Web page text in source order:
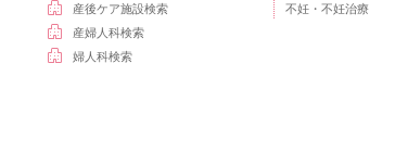
産後ケア施設検索
産婦人科検索
婦人科検索
不妊・不妊治療